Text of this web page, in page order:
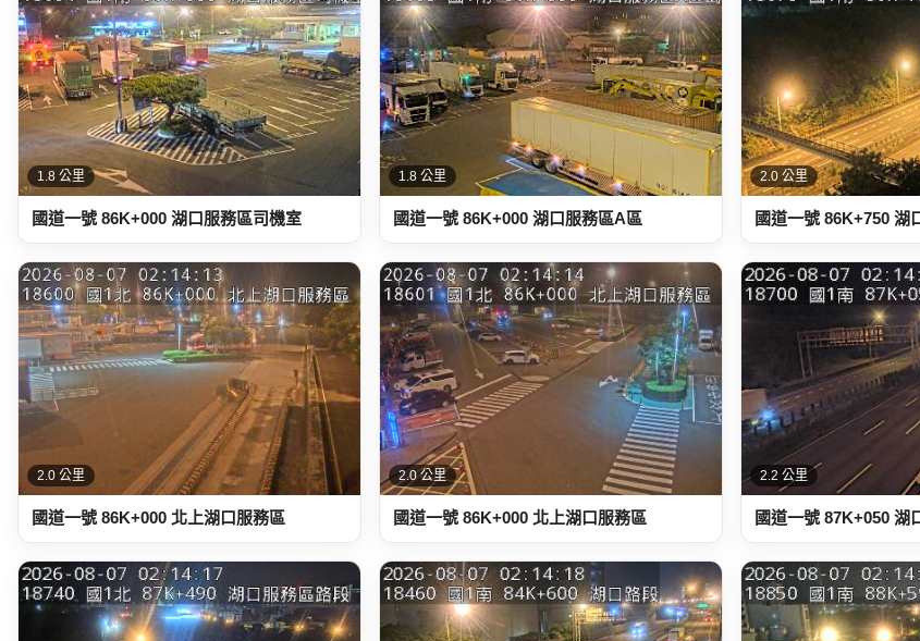
1.8 公里
國道一號 86K+000 湖口服務區司機室
1.8 公里
國道一號 86K+000 湖口服務區A區
2.0 公里
國道一號 86K+750 湖
2.0 公里
國道一號 86K+000 北上湖口服務區
2.0 公里
國道一號 86K+000 北上湖口服務區
2.2 公里
國道一號 87K+050 湖